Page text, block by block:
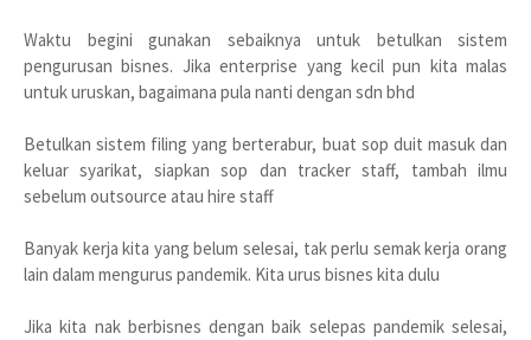
Waktu begini gunakan sebaiknya untuk betulkan sistem
pengurusan bisnes. Jika enterprise yang kecil pun kita malas
untuk uruskan, bagaimana pula nanti dengan sdn bhd
Betulkan sistem filing yang berterabur, buat sop duit masuk dan
keluar syarikat, siapkan sop dan tracker staff, tambah ilmu
sebelum outsource atau hire staff
Banyak kerja kita yang belum selesai, tak perlu semak kerja orang
lain dalam mengurus pandemik. Kita urus bisnes kita dulu
Jika kita nak berbisnes dengan baik selepas pandemik selesai,